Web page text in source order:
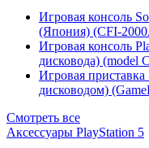
Игровая консоль
(Япония) (CFI-
Игровая консоль
дисковода) (model
Игровая
дисководом)
Смотреть все
Аксессуары PlayStation 5